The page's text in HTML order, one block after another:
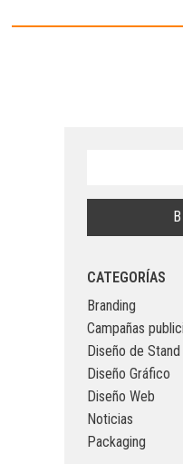
CATEGORÍAS
Branding
Campañas
Diseño de Stand
Diseño Gráfico
Diseño Web
Noticias
Packaging